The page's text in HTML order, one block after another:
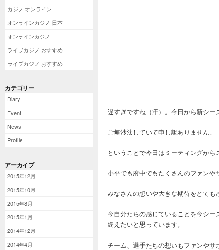
カジノ オンライン
オンラインカジノ 日本
オンラインカジノ
ライブカジノ おすすめ
ライブカジノ おすすめ
カテゴリー
Diary
Event
News
Profile
アーカイブ
2015年12月
2015年10月
2015年8月
2015年1月
2014年12月
2014年4月
遅すぎですね（汗）。今日から新シ
ご無沙汰していて申し訳ありません。
ということで今日はミーティングか
小平でも府中でもたくさんのファン
みなさんの想いや大きな期待をとて
今自分たちの感じていることを今シ
終えたいと思っています。
チーム、選手たちの想いもファンや